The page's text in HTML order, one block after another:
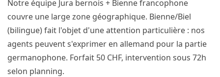
Notre équipe Jura bernois + Bienne francophone
couvre une large zone géographique. Bienne/Biel
(bilingue) fait l'objet d'une attention particulière : nos
agents peuvent s'exprimer en allemand pour la partie
germanophone. Forfait 50 CHF, intervention sous 72h
selon planning.